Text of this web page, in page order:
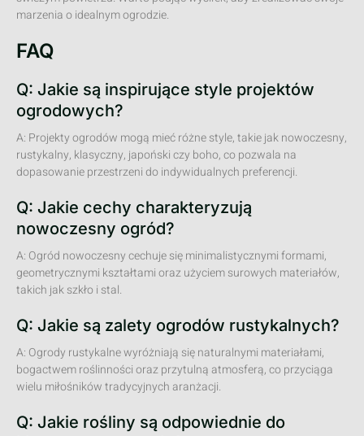
marzenia o idealnym ogrodzie.
FAQ
Q: Jakie są inspirujące style projektów
ogrodowych?
A: Projekty ogrodów mogą mieć różne style, takie jak nowoczesny,
rustykalny, klasyczny, japoński czy boho, co pozwala na
dopasowanie przestrzeni do indywidualnych preferencji.
Q: Jakie cechy charakteryzują
nowoczesny ogród?
A: Ogród nowoczesny cechuje się minimalistycznymi formami,
geometrycznymi kształtami oraz użyciem surowych materiałów,
takich jak szkło i stal.
Q: Jakie są zalety ogrodów rustykalnych?
A: Ogrody rustykalne wyróżniają się naturalnymi materiałami,
bogactwem roślinności oraz przytulną atmosferą, co przyciąga
wielu miłośników tradycyjnych aranżacji.
Q: Jakie rośliny są odpowiednie do